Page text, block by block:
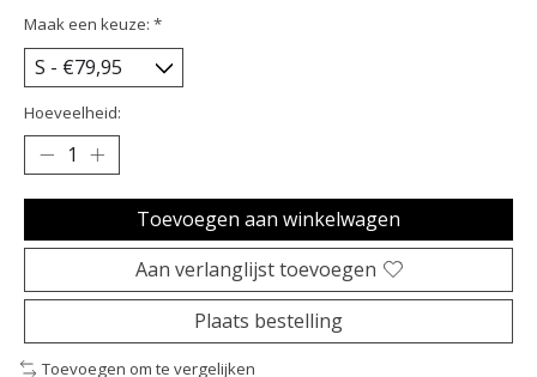
Maak een keuze: *
Hoeveelheid:
Toevoegen aan winkelwagen
Aan verlanglijst toevoegen
Plaats bestelling
Toevoegen om te vergelijken